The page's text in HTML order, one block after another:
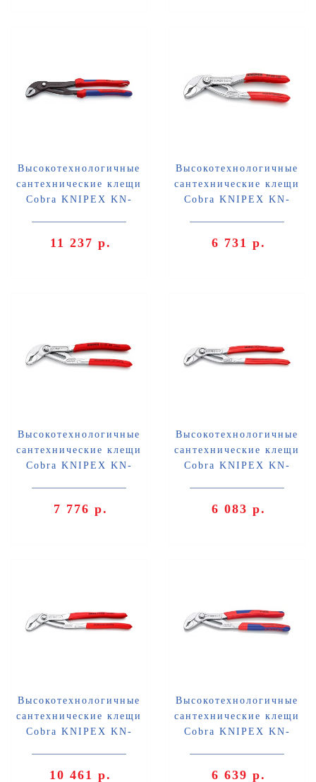
Высокотехнологичные
сантехнические клещи
Cobra KNIPEX KN-
11 237 р.
Высокотехнологичные
сантехнические клещи
Cobra KNIPEX KN-
6 731 р.
Высокотехнологичные
сантехнические клещи
Cobra KNIPEX KN-
7 776 р.
Высокотехнологичные
сантехнические клещи
Cobra KNIPEX KN-
6 083 р.
Высокотехнологичные
сантехнические клещи
Cobra KNIPEX KN-
10 461 р.
Высокотехнологичные
сантехнические клещи
Cobra KNIPEX KN-
6 639 р.